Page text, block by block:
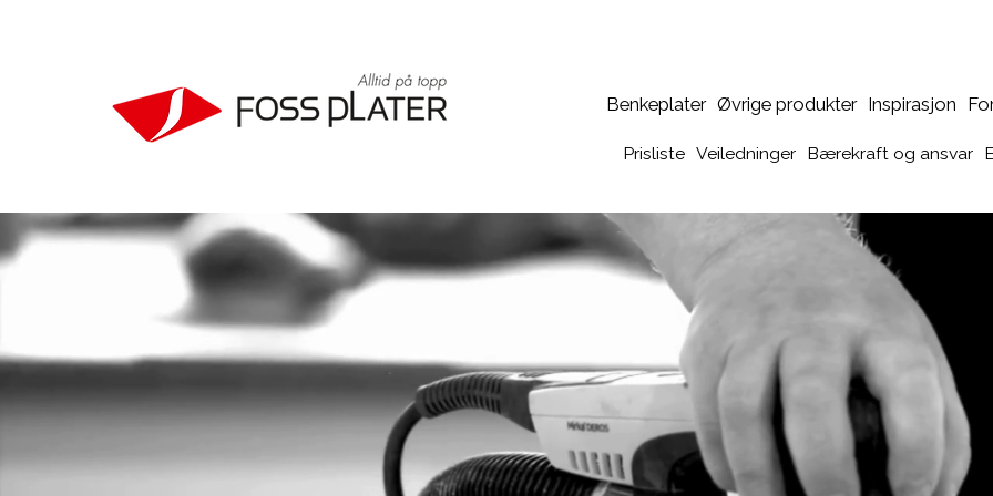
Benkeplater Øvrige produkter Inspirasjon
Prisliste Veiledninger Bærekraft og ansvar